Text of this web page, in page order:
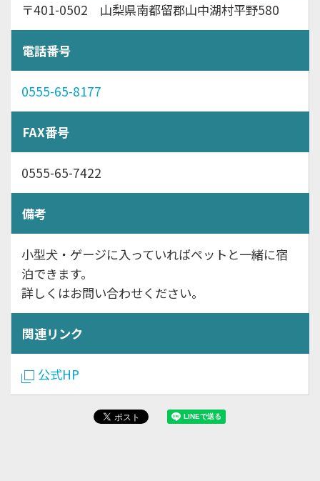
〒401-0502 山梨県南都留郡山中湖村平野580
電話番号
0555-65-8177
FAX番号
0555-65-7422
備考
小型犬・ゲージに入っていればペットと一緒に宿
泊できます。
詳しくはお問い合わせください。
関連リンク
公式HP